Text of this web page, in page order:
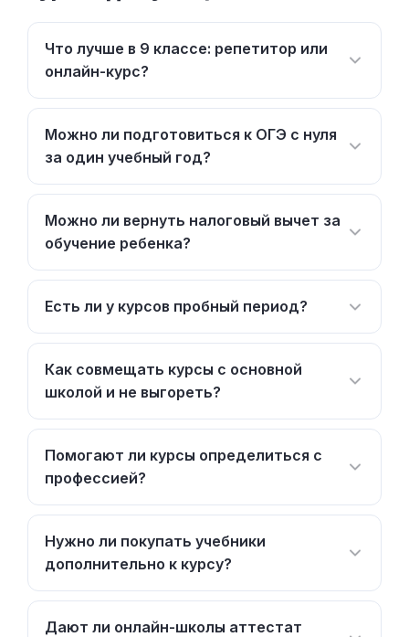
Что лучше в 9 классе: репетитор или
онлайн-курс?
Можно ли подготовиться к ОГЭ с нуля
за один учебный год?
Можно ли вернуть налоговый вычет за
обучение ребенка?
Есть ли у курсов пробный период?
Как совмещать курсы с основной
школой и не выгореть?
Помогают ли курсы определиться с
профессией?
Нужно ли покупать учебники
дополнительно к курсу?
Дают ли онлайн-школы аттестат